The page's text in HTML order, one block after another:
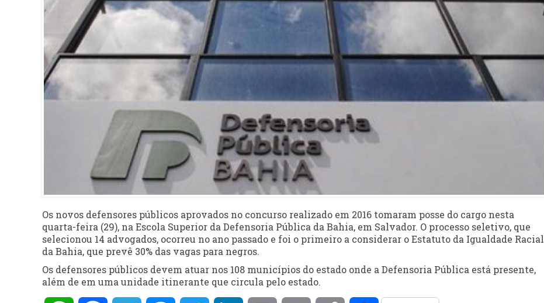
Os novos defensores públicos aprovados no concurso realizado em 2016 tomaram posse do cargo nesta
quarta-feira (29), na Escola Superior da Defensoria Pública da Bahia, em Salvador. O processo seletivo, que
selecionou 14 advogados, ocorreu no ano passado e foi o primeiro a considerar o Estatuto da Igualdade Racial
da Bahia, que prevê 30% das vagas para negros.
Os defensores públicos devem atuar nos 108 municípios do estado onde a Defensoria Pública está presente,
além de em uma unidade itinerante que circula pelo estado.